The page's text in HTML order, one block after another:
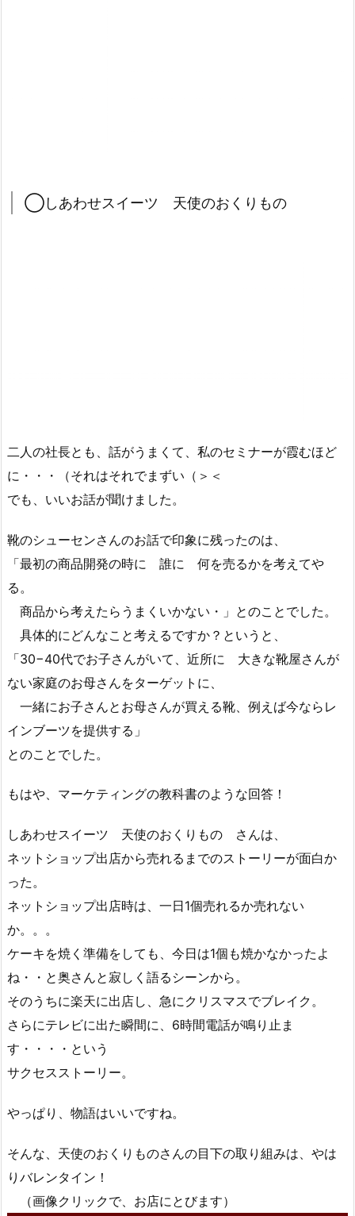
◯しあわせスイーツ 天使のおくりもの
二人の社長とも、話がうまくて、私のセミナーが霞むほど
に・・・（それはそれでまずい（＞＜
でも、いいお話が聞けました。
靴のシューセンさんのお話で印象に残ったのは、
「最初の商品開発の時に 誰に 何を売るかを考えてや
る。
商品から考えたらうまくいかない・」とのことでした。
具体的にどんなこと考えるですか？というと、
「30−40代でお子さんがいて、近所に 大きな靴屋さんが
ない家庭のお母さんをターゲットに、
一緒にお子さんとお母さんが買える靴、例えば今ならレ
インブーツを提供する」
とのことでした。
もはや、マーケティングの教科書のような回答！
しあわせスイーツ 天使のおくりもの さんは、
ネットショップ出店から売れるまでのストーリーが面白か
った。
ネットショップ出店時は、一日1個売れるか売れない
か。。。
ケーキを焼く準備をしても、今日は1個も焼かなかったよ
ね・・と奥さんと寂しく語るシーンから。
そのうちに楽天に出店し、急にクリスマスでブレイク。
さらにテレビに出た瞬間に、6時間電話が鳴り止ま
す・・・・という
サクセスストーリー。
やっぱり、物語はいいですね。
そんな、天使のおくりものさんの目下の取り組みは、やは
りバレンタイン！
（画像クリックで、お店にとびます）